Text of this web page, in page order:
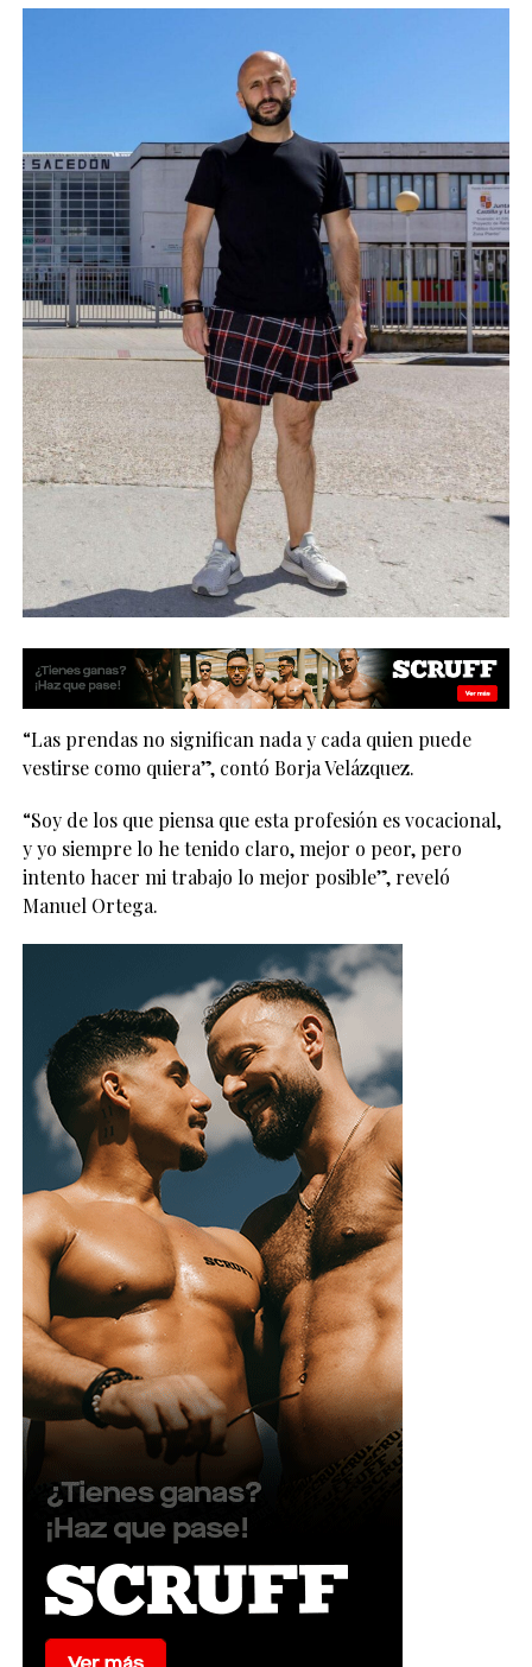
“Las prendas no significan nada y cada quien puede
vestirse como quiera”, contó Borja Velázquez.
“Soy de los que piensa que esta profesión es vocacional,
y yo siempre lo he tenido claro, mejor o peor, pero
intento hacer mi trabajo lo mejor posible”, reveló
Manuel Ortega.